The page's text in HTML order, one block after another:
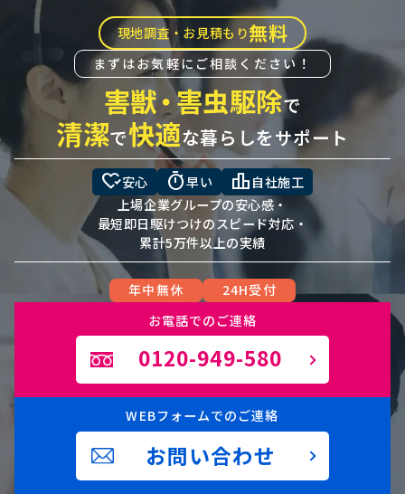
現地調査・お見積もり無料
まずはお気軽にご相談ください！
害獣・害虫駆除で
清潔で快適な暮らしをサポート
heart_check安心 timer早い leaderboard 自社施工
上場企業グループの安心感・
最短即日駆けつけのスピード対応・
累計5万件以上の実績
年中無休
24H受付
お電話でのご連絡
0120-949-580
WEBフォームでのご連絡
お問い合わせ